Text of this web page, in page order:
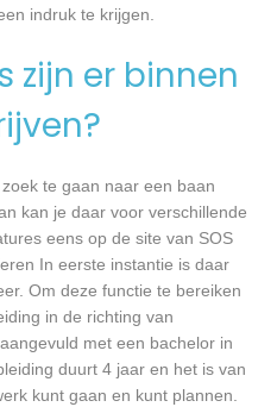
indruk te krijgen.
zijn er binnen
te gaan naar een baan
kan je daar voor verschillende
eens op de site van SOS
In eerste instantie is daar
Om deze functie te bereiken
in de richting van
met een bachelor in
duurt 4 jaar en het is van
kunt gaan en kunt plannen.